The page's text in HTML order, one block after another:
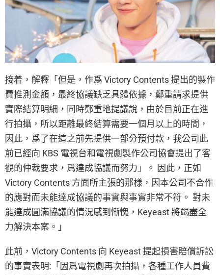
接着，解釋「但是，作爲 Victory Contents 提出的製作
費推測金額，最終協議缺乏具體依據，鄭重請求提供
實際結算明細，同時鄭重地提議說，由於目前正在進
行拍攝，所以距離最終結算需要一個月以上的時間，
因此，爲了在這之前先提供一部分預付款，我公司此
前已經向 KBS 電視台和電視劇製作公司協會提出了客
觀的仲裁要求，爲達成協議而努力」。 因此，正如
Victory Contents 方面所主張的那樣，因本公司不合作
的應對而未能達成協議的事實與事實非常不符。 對未
能達成圓滿協議的情況感到慚愧，Keyeast 將竭盡全
力解決本案。」
此前，Victory Contents 向 Keyeast 提起損害賠償訴訟
的事實表明:「因爲電視劇再次拍攝，各種工作人員費